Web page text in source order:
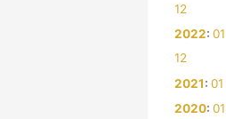
12
2022: 01
12
2021: 01
2020: 01